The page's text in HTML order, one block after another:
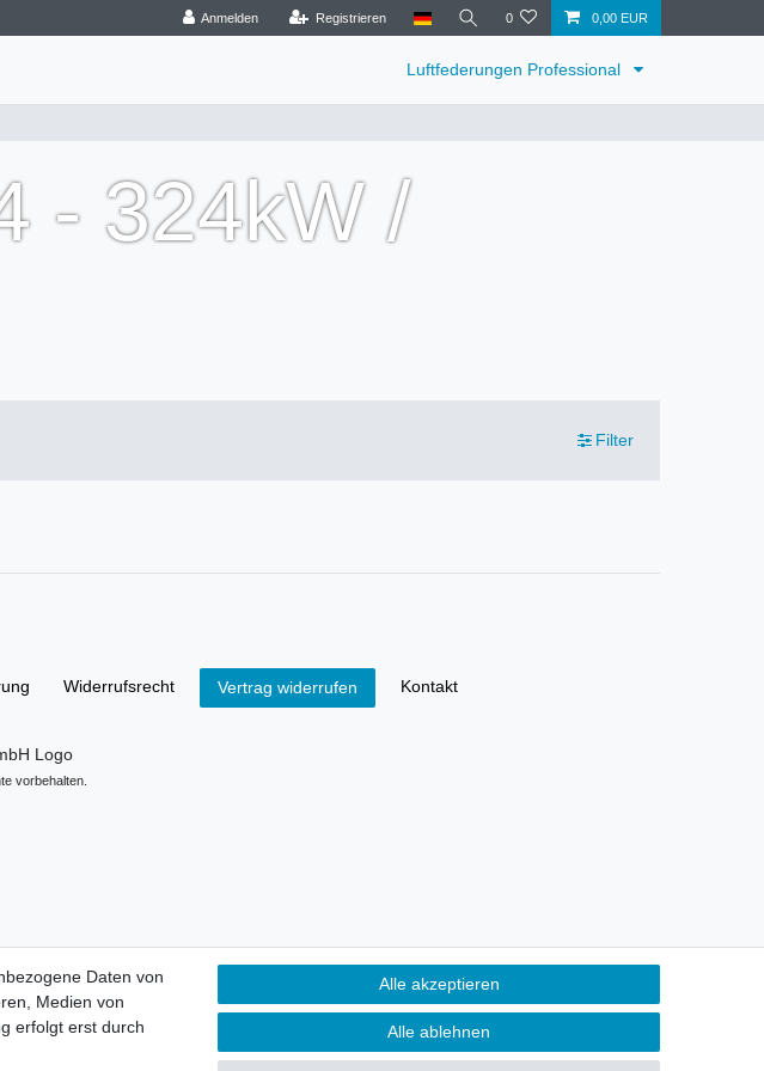
Anmelden Registrieren 0 0,00 EUR
Luftfederungen Professional
- 324kW /
Filter
Widerrufs­recht Vertrag widerrufen Kontakt
vorbehalten.
Daten von
Medien von
erfolgt erst durch
Alle akzeptieren
Alle ablehnen